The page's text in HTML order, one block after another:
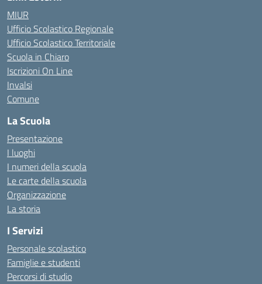
MIUR
Ufficio Scolastico Regionale
Ufficio Scolastico Territoriale
Scuola in Chiaro
Iscrizioni On Line
Invalsi
Comune
La Scuola
Presentazione
I luoghi
I numeri della scuola
Le carte della scuola
Organizzazione
La storia
I Servizi
Personale scolastico
Famiglie e studenti
Percorsi di studio